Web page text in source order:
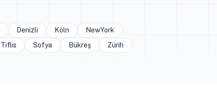
Denizli Köln
NewYork
Tiflis Sofya Bükreş Zürih